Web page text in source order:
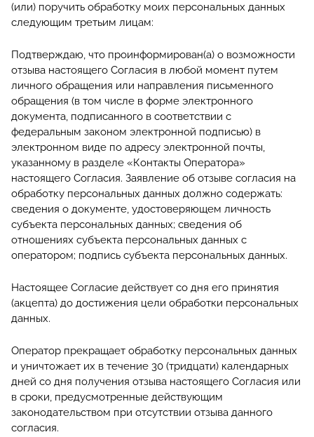
(или) поручить обработку моих персональных данных
следующим третьим лицам:
Подтверждаю, что проинформирован(а) о возможности
отзыва настоящего Согласия в любой момент путем
личного обращения или направления письменного
обращения (в том числе в форме электронного
документа, подписанного в соответствии с
федеральным законом электронной подписью) в
электронном виде по адресу электронной почты,
указанному в разделе «Контакты Оператора»
настоящего Согласия. Заявление об отзыве согласия на
обработку персональных данных должно содержать:
сведения о документе, удостоверяющем личность
субъекта персональных данных; сведения об
отношениях субъекта персональных данных с
оператором; подпись субъекта персональных данных.
Настоящее Согласие действует со дня его принятия
(акцепта) до достижения цели обработки персональных
данных.
Оператор прекращает обработку персональных данных
и уничтожает их в течение 30 (тридцати) календарных
дней со дня получения отзыва настоящего Согласия или
в сроки, предусмотренные действующим
законодательством при отсутствии отзыва данного
согласия.